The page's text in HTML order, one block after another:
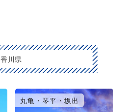
香川県
丸亀・琴平・坂出